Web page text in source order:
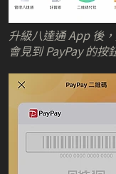
升級八達通 App 後
會見到 PayPay 的按